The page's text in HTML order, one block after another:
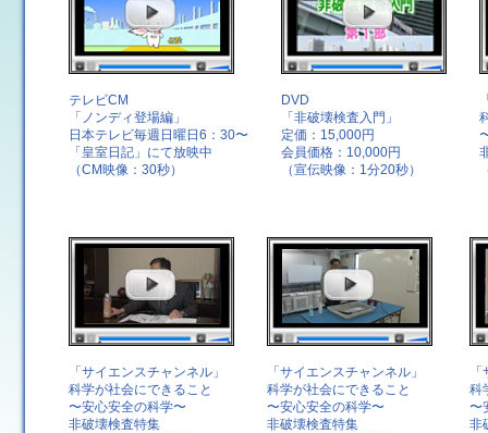
テレビCM
「ノンディ登場編」
日本テレビ毎週日曜日6：30〜
「皇室日記」にて放映中
（CM映像：30秒）
DVD
「非破壊検査入門」
定価：15,000円
会員価格：10,000円
（宣伝映像：1分20秒）
「サイエンスチャンネル」
科学が社会にできること
〜安心安全の科学〜
非破壊検査特集
「サイエンスチャンネル」
科学が社会にできること
〜安心安全の科学〜
非破壊検査特集
科
〜
非